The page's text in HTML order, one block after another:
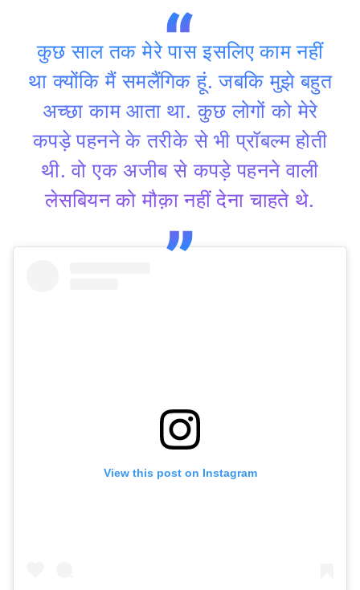
कुछ साल तक मेरे पास इसलिए काम नहीं
था क्योंकि मैं समलैंगिक हूं. जबकि मुझे बहुत
अच्छा काम आता था. कुछ लोगों को मेरे
कपड़े पहनने के तरीके से भी प्रॉबल्म होती
थी. वो एक अजीब से कपड़े पहनने वाली
लेसबियन को मौक़ा नहीं देना चाहते थे.
View this post on Instagram